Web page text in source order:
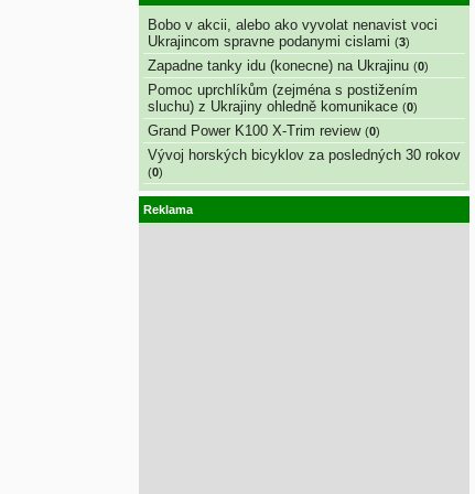
Bobo v akcii, alebo ako vyvolat nenavist voci
Ukrajincom spravne podanymi cislami (3)
Zapadne tanky idu (konecne) na Ukrajinu (0)
Pomoc uprchlíkům (zejména s postižením
sluchu) z Ukrajiny ohledně komunikace (0)
Grand Power K100 X-Trim review (0)
Vývoj horských bicyklov za posledných 30 rokov
(0)
Reklama